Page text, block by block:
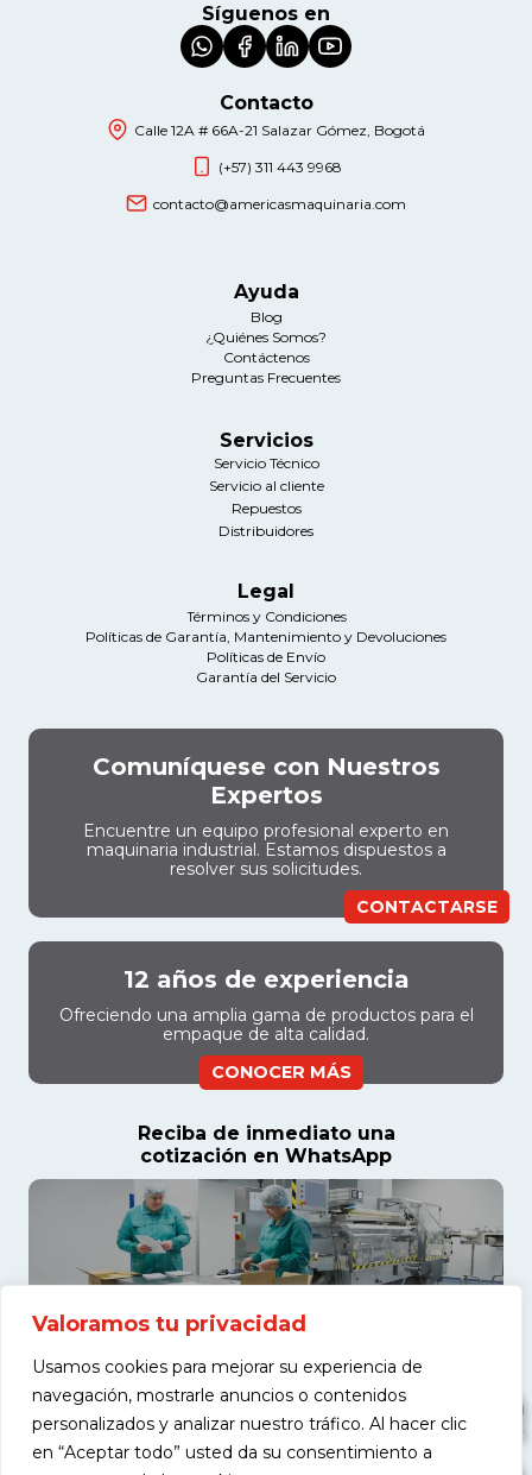
Valoramos tu privacidad
Usamos cookies para mejorar su experiencia de
navegación, mostrarle anuncios o contenidos
personalizados y analizar nuestro tráfico. Al hacer clic
en “Aceptar todo” usted da su consentimiento a
Síguenos en
Contacto
Calle 12A # 66A-21 Salazar Gómez, Bogotá
(+57) 311 443 9968
contacto@americasmaquinaria.com
Ayuda
Blog
¿Quiénes Somos?
Contáctenos
Preguntas Frecuentes
Servicios
Servicio Técnico
Servicio al cliente
Repuestos
Distribuidores
Legal
Términos y Condiciones
Políticas de Garantía, Mantenimiento y Devoluciones
Políticas de Envío
Garantía del Servicio
Comuníquese con Nuestros
Expertos
Encuentre un equipo profesional experto en
maquinaria industrial. Estamos dispuestos a
resolver sus solicitudes.
CONTACTARSE
12 años de experiencia
Ofreciendo una amplia gama de productos para el
empaque de alta calidad.
CONOCER MÁS
Reciba de inmediato una
cotización en WhatsApp
COTIZAR